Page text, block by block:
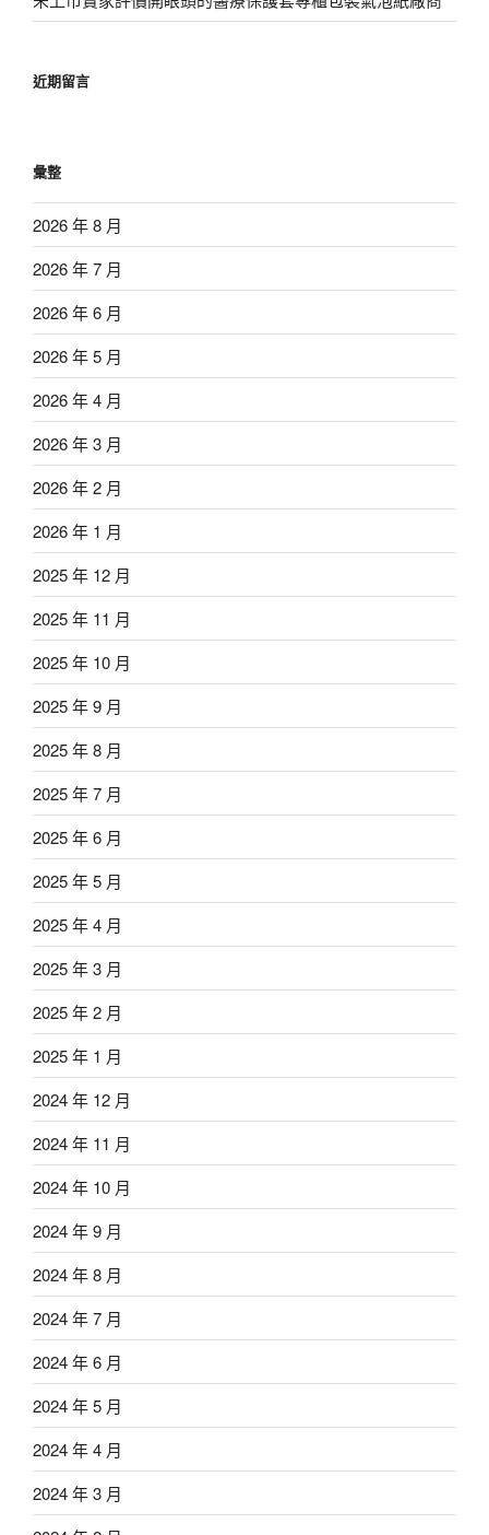
近期留言
彙整
2026 年 8 月
2026 年 7 月
2026 年 6 月
2026 年 5 月
2026 年 4 月
2026 年 3 月
2026 年 2 月
2026 年 1 月
2025 年 12 月
2025 年 11 月
2025 年 10 月
2025 年 9 月
2025 年 8 月
2025 年 7 月
2025 年 6 月
2025 年 5 月
2025 年 4 月
2025 年 3 月
2025 年 2 月
2025 年 1 月
2024 年 12 月
2024 年 11 月
2024 年 10 月
2024 年 9 月
2024 年 8 月
2024 年 7 月
2024 年 6 月
2024 年 5 月
2024 年 4 月
2024 年 3 月